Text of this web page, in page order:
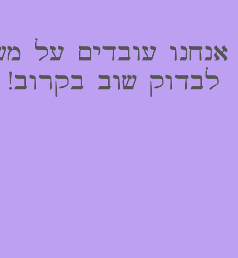
עובדים על
לבדוק שוב בקרוב!